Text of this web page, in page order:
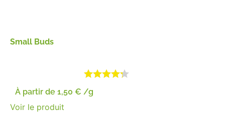
Small Buds
À partir de 1,50 € /g
Voir le produit